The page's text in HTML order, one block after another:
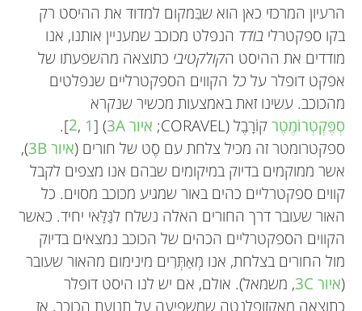
הרעיון המרכזי כאן הוא שבִּמקום למדוד את ההיסט רק
בקו ספקטרלי בודד הנפלט מכוכב שמעניין אותנו, אנו
מודדים את ההיסט הקולקטיבי כתוצאה מהשפעתו של
אפקט דופלר עלכל הקווים הספקטרליים שנפלטים
מהכוכב. עשינו זאת באמצעות מכשיר שנקרא
סְפֶּקְטְרוֹמֶטֶרקוֹרָבֶל (CORAVEL; איור 3A ) [
2, 1
].
ספקטרומטר זה מכיל צלחת עם סֶט של חורים (איור 3B
),
אשר ממוקמים בדיוק במיקומים שבהם אנו מצפים לקבל
קווים ספקטרליים כהים באור שמגיע מכוכב מסוים. כל
האור שעובר דרך החורים האלה נשלח לגַּלַּאי יחיד. כאשר
הקווים הספקטרליים הכהים של הכוכב נמצאים בדיוק
מול החורים בצלחת, אנו מְאַתְּרִים מינימום מהאור שעובר
(איור 3C
, משמאל). אולם, אם יש לנו היסט דופלר
כתוצאה מאקזופלנטה שמשפיעה על תנועת הכוכב, אז